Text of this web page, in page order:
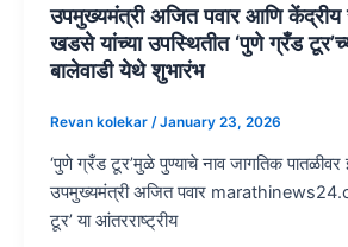
उपमुख्यमंत्री अजित पवार आणि केंद्रीय
खडसे यांच्या उपस्थितीत ‘पुणे ग्रँड
बालेवाडी येथे शुभारंभ
Revan kolekar /January 23, 2026
‘पुणे ग्रँड टूर’मुळे पुण्याचे नाव जागतिक
उपमुख्यमंत्री अजित पवार
टूर’ या आंतरराष्ट्रीय